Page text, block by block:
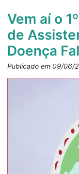
Vem aí o
de
Doença
Publicado em 09/06/